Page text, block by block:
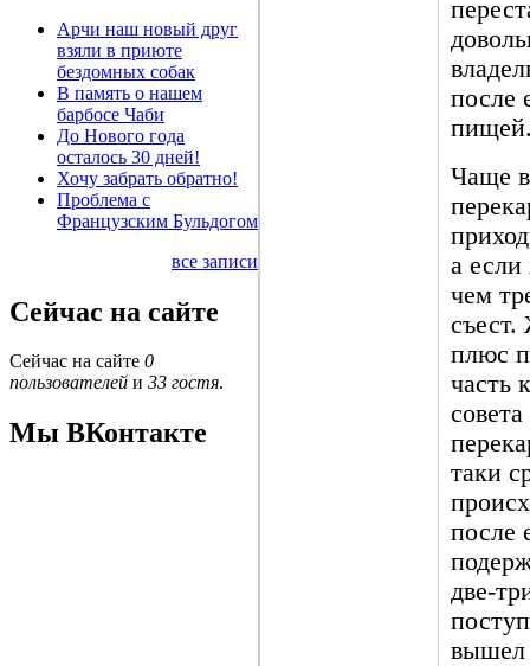
Арчи наш новый друг
взяли в приюте
бездомных собак
В память о нашем
барбосе Чаби
До Нового года
осталось 30 дней!
Хочу забрать обратно!
Проблема с
Французским Бульдогом
все записи
Сейчас на сайте
Сейчас на сайте 0
пользователей и 33 гостя.
Мы ВКонтакте
после
Чаще
а
чем
съест.
плюс
часть
таки
после
две-
вышел